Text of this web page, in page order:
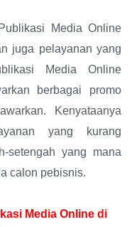
Media Online
juga pelayanan yang
Media Online
berbagai promo
Kenyataanya
yang kurang
setengah yang mana
calon pebisnis.
Media Online di